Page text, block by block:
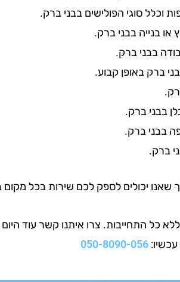
וכלל סוגי הפולישים בבני ברק.
או בנייה בבני ברק.
בבני ברק.
ברק באופן קבוע.
בבני ברק.
בבני ברק.
ברק.
שאנו יכולים לספק לכם שירות בכל
התחייבות. צרו איתנו קשר עוד היום
050-8090-056